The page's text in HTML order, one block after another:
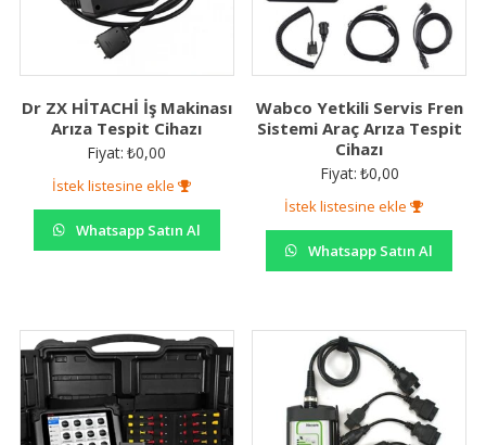
Dr ZX HİTACHİ İş Makinası
Arıza Tespit Cihazı
Fiyat: ₺0,00
İstek listesine ekle
Whatsapp Satın Al
Wabco Yetkili Servis Fren
Sistemi Araç Arıza Tespit
Cihazı
Fiyat: ₺0,00
İstek listesine ekle
Whatsapp Satın Al